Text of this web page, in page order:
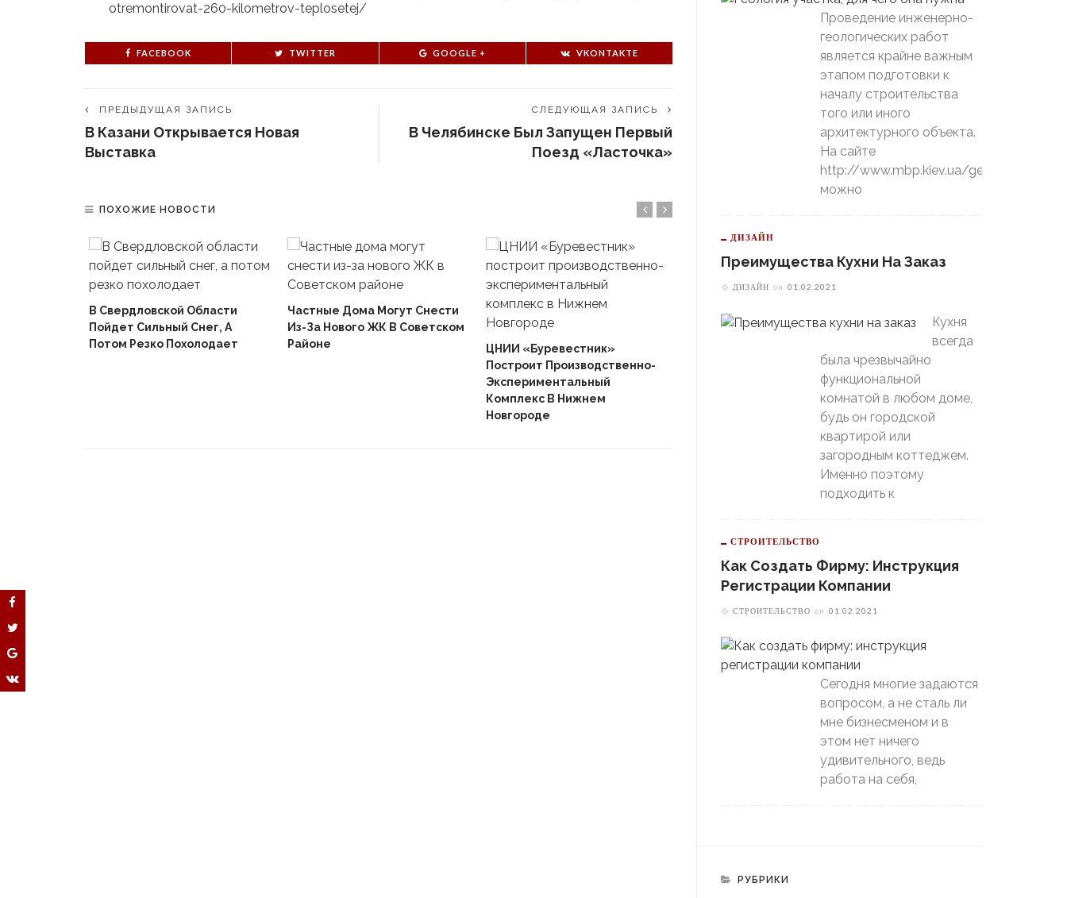
otremontirovat-260-kilometrov-teplosetej/
FACEBOOK TWITTER GOOGLE + VKONTAKTE
ПРЕДЫДУЩАЯ ЗАПИСЬ
В Казани Открывается Новая
Выставка
СЛЕДУЮЩАЯ ЗАПИСЬ
В Челябинске Был Запущен Первый
Поезд «Ласточка»
ПОХОЖИЕ НОВОСТИ
В Свердловской Области
Пойдет Сильный Снег, А
Потом Резко Похолодает
Частные Дома Могут Снести
Из-За Нового ЖК В Советском
Районе
ЦНИИ «Буревестник»
Построит Производственно-
Экспериментальный
Комплекс В Нижнем
Новгороде
Екатеринбургский
Плей-Офф, Даже Не Доиграв
Пойдет Сильный Снег, А
Потом Резко Похолодает
Проведение инженерно-
геологических работ
является крайне важным
этапом подготовки к
началу строительства
того или иного
архитектурного объекта.
На сайте
http://www.mbp.kiev.ua/geology
можно
ДИЗАЙН
Преимущества Кухни На Заказ
ДИЗАЙН on 01.02.2021
Кухня
всегда
была чрезвычайно
функциональной
комнатой в любом доме,
будь он городской
квартирой или
загородным коттеджем.
Именно поэтому
подходить к
СТРОИТЕЛЬСТВО
Как Создать Фирму: Инструкция
Регистрации Компании
СТРОИТЕЛЬСТВО on 01.02.2021
Сегодня многие задаются
вопросом, а не сталь ли
мне бизнесменом и в
этом нет ничего
удивительного, ведь
работа на себя,
РУБРИКИ